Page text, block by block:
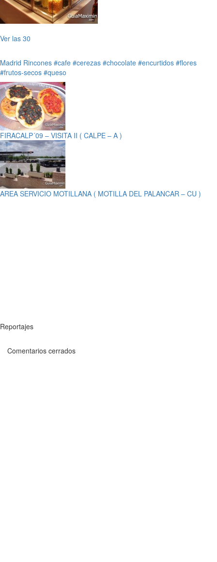
Ver las 30
Madrid Rincones #cafe #cerezas #chocolate #encurtidos #flores
#frutos-secos #queso
FIRACALP´09 – VISITA II ( CALPE – A )
AREA SERVICIO MOTILLANA ( MOTILLA DEL PALANCAR – CU )
Reportajes
Comentarios cerrados